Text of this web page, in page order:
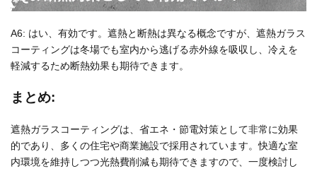
A6: はい、有効です。遮熱と断熱は異なる概念ですが、遮熱ガラス
コーティングは冬場でも室内から逃げる赤外線を吸収し、冷えを
軽減するため断熱効果も期待できます。
まとめ:
遮熱ガラスコーティングは、省エネ・節電対策として非常に効果
的であり、多くの住宅や商業施設で採用されています。快適な室
内環境を維持しつつ光熱費削減も期待できますので、一度検討し